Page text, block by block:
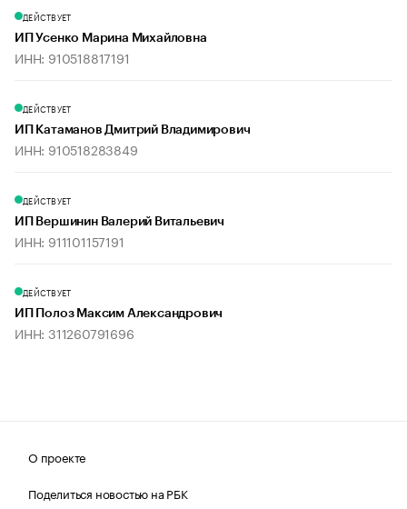
ДЕЙСТВУЕТ
ИП Усенко Марина Михайловна
ИНН: 910518817191
ДЕЙСТВУЕТ
ИП Катаманов Дмитрий Владимирович
ИНН: 910518283849
ДЕЙСТВУЕТ
ИП Вершинин Валерий Витальевич
ИНН: 911101157191
ДЕЙСТВУЕТ
ИП Полоз Максим Александрович
ИНН: 311260791696
О проекте
Поделиться новостью на РБК